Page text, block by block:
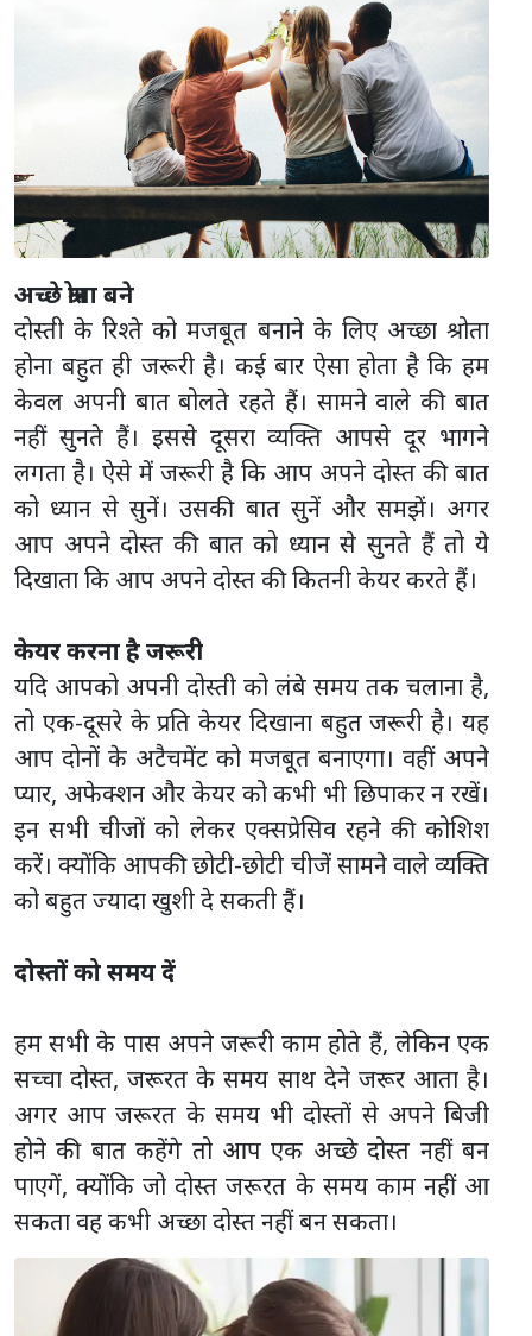
अच्छे श्रोता बने
दोस्ती के रिश्ते को मजबूत बनाने के लिए अच्छा श्रोता
होना बहुत ही जरूरी है। कई बार ऐसा होता है कि हम
केवल अपनी बात बोलते रहते हैं। सामने वाले की बात
नहीं सुनते हैं। इससे दूसरा व्यक्ति आपसे दूर भागने
लगता है। ऐसे में जरूरी है कि आप अपने दोस्त की बात
को ध्यान से सुनें। उसकी बात सुनें और समझें। अगर
आप अपने दोस्त की बात को ध्यान से सुनते हैं तो ये
दिखाता कि आप अपने दोस्त की कितनी केयर करते हैं।
केयर करना है जरूरी
यदि आपको अपनी दोस्ती को लंबे समय तक चलाना है,
तो एक-दूसरे के प्रति केयर दिखाना बहुत जरूरी है। यह
आप दोनों के अटैचमेंट को मजबूत बनाएगा। वहीं अपने
प्यार, अफेक्शन और केयर को कभी भी छिपाकर न रखें।
इन सभी चीजों को लेकर एक्सप्रेसिव रहने की कोशिश
करें। क्योंकि आपकी छोटी-छोटी चीजें सामने वाले व्यक्ति
को बहुत ज्यादा खुशी दे सकती हैं।
दोस्तों को समय दें
हम सभी के पास अपने जरूरी काम होते हैं, लेकिन एक
सच्चा दोस्त, जरूरत के समय साथ देने जरूर आता है।
अगर आप जरूरत के समय भी दोस्तों से अपने बिजी
होने की बात कहेंगे तो आप एक अच्छे दोस्त नहीं बन
पाएगें, क्योंकि जो दोस्त जरूरत के समय काम नहीं आ
सकता वह कभी अच्छा दोस्त नहीं बन सकता।